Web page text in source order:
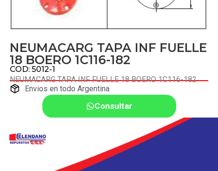
NEUMACARG TAPA INF FUELLE
18 BOERO 1C116-182
COD: 5012-1
NEUMACARG TAPA INF FUELLE 18 BOERO 1C116-182
Envios en todo Argentina
Consultar